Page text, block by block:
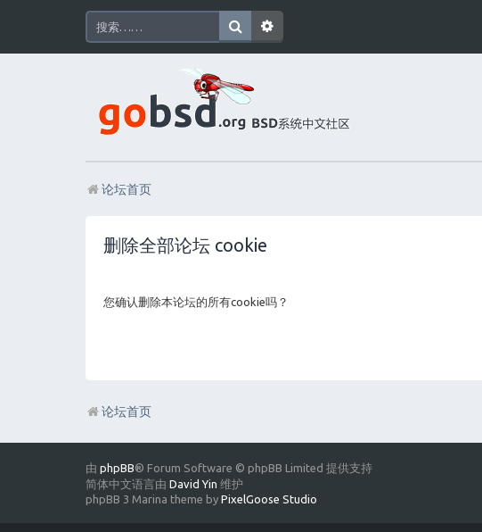
论坛首页
删除全部论坛 cookie
您确认删除本论坛的所有cookie吗？
论坛首页
由 phpBB® Forum Software © phpBB Limited 提供支持
简体中文语言由 David Yin 维护
phpBB 3 Marina theme by PixelGoose Studio